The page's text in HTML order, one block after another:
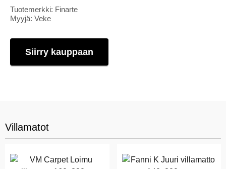
Tuotemerkki: Finarte
Myyjä: Veke
Siirry kauppaan
Villamatot